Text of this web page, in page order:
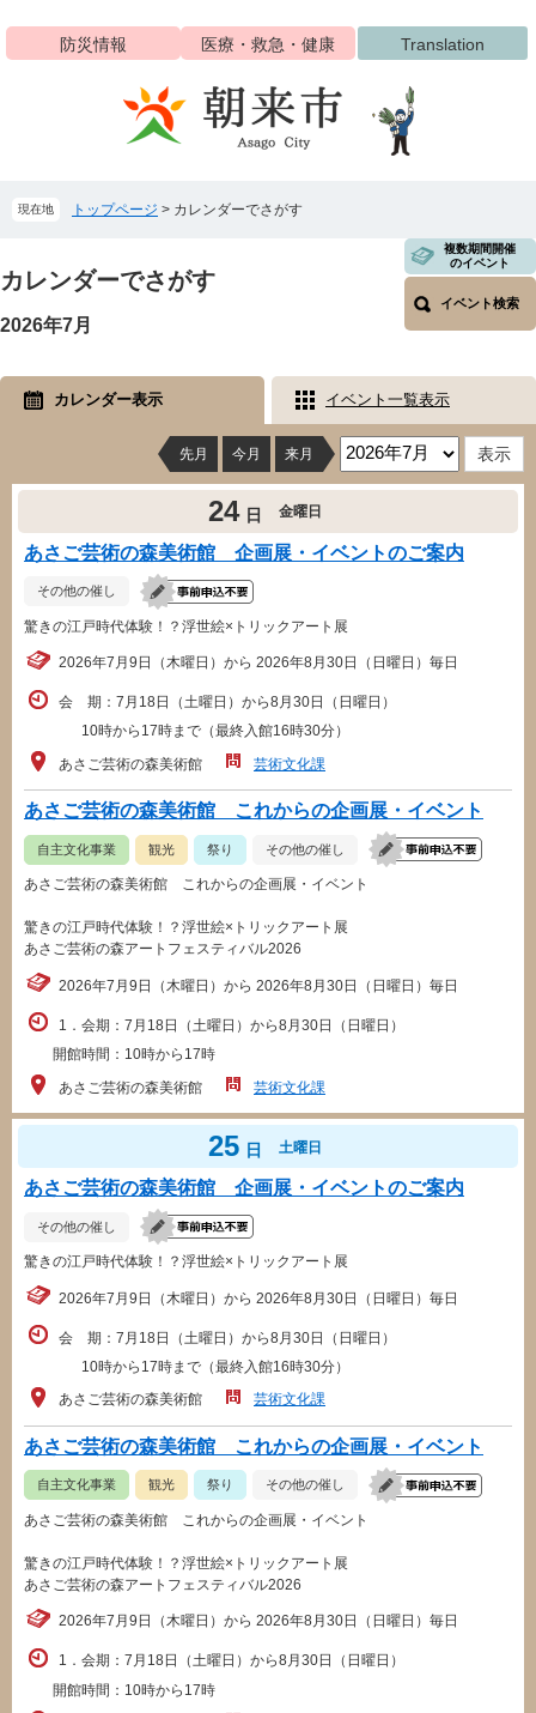
ジ
ュ
へ
防災情報 医療・救急・健康 Translation
現在地 トップページ > カレンダーでさがす
文
カレンダーでさがす
複数期間開催
のイベント
イベント検索
2026年7月
カレンダー表示 イベント一覧表示
先月 今月 来月
24 日 金曜日
あさご芸術の森美術館 企画展・イベントのご案内
その他の催し
驚きの江戸時代体験！？浮世絵×トリックアート展
2026年7月9日（木曜日）から 2026年8月30日（日曜日）毎日
会 期：7月18日（土曜日）から8月30日（日曜日）
10時から17時まで（最終入館16時30分）
あさご芸術の森美術館
芸術文化課
あさご芸術の森美術館 これからの企画展・イベント
自主文化事業 観光 祭り その他の催し
あさご芸術の森美術館 これからの企画展・イベント
驚きの江戸時代体験！？浮世絵×トリックアート展
あさご芸術の森アートフェスティバル2026
2026年7月9日（木曜日）から 2026年8月30日（日曜日）毎日
1．会期：7月18日（土曜日）から8月30日（日曜日）
開館時間：10時から17時
あさご芸術の森美術館
芸術文化課
25 日 土曜日
あさご芸術の森美術館 企画展・イベントのご案内
その他の催し
驚きの江戸時代体験！？浮世絵×トリックアート展
2026年7月9日（木曜日）から 2026年8月30日（日曜日）毎日
会 期：7月18日（土曜日）から8月30日（日曜日）
10時から17時まで（最終入館16時30分）
あさご芸術の森美術館
芸術文化課
あさご芸術の森美術館 これからの企画展・イベント
自主文化事業 観光 祭り その他の催し
あさご芸術の森美術館 これからの企画展・イベント
驚きの江戸時代体験！？浮世絵×トリックアート展
あさご芸術の森アートフェスティバル2026
2026年7月9日（木曜日）から 2026年8月30日（日曜日）毎日
1．会期：7月18日（土曜日）から8月30日（日曜日）
開館時間：10時から17時